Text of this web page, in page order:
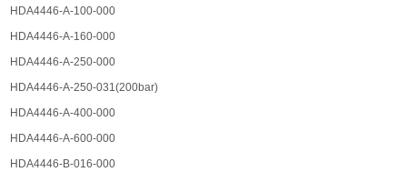
HDA4446-A-100-000
HDA4446-A-160-000
HDA4446-A-250-000
HDA4446-A-250-031(200bar)
HDA4446-A-400-000
HDA4446-A-600-000
HDA4446-B-016-000